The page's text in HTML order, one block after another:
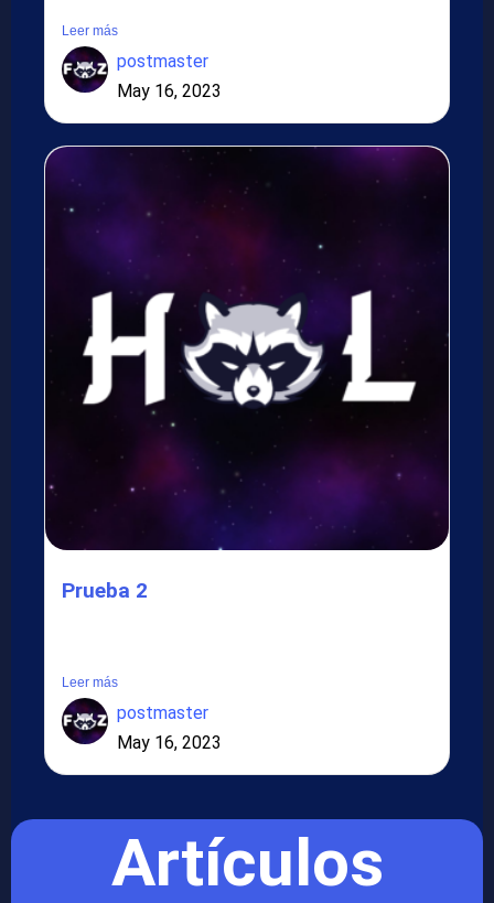
Leer más
postmaster
May 16, 2023
Prueba 2
Leer más
postmaster
May 16, 2023
Artículos